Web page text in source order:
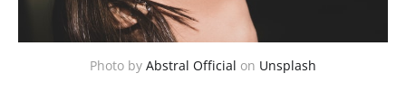
Photo by Abstral Official on Unsplash